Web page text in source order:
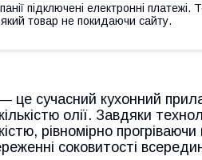
підключені електронні платежі.
товар не покидаючи сайту.
це сучасний кухонний
олії. Завдяки
рівномірно
соковитості